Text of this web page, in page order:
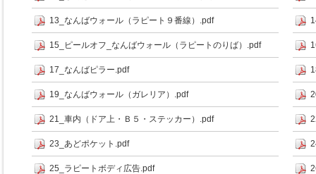
13_なんばウォール（ラピート９番線）.pdf
15_ピールオフ_なんばウォール（ラピートのりば）.pdf
17_なんばピラー.pdf
19_なんばウォール（ガレリア）.pdf
21_車内（ドア上・Ｂ５・ステッカー）.pdf
23_あどポケット.pdf
25_ラピートボディ広告.pdf